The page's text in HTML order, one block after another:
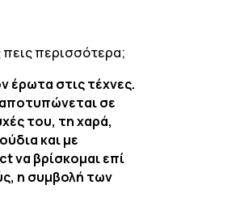
πεις περισσότερα;
έρωτα στις τέχνες.
σε
του, τη χαρά,
και με
να βρίσκομαι επί
η συμβολή των